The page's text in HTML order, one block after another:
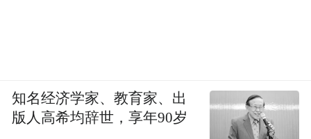
知名经济学家、教育家、出
版人高希均辞世，享年90岁